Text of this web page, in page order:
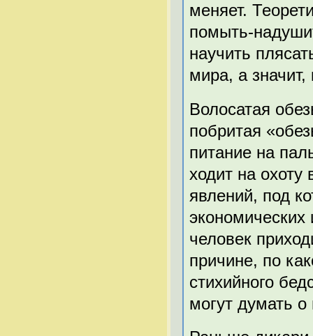
меняет.
помыть-
научить
мира, а
Волосатая
побритая
питание на
ходит на
явлений, под
человек
причине, по
стихийного
могут думать о